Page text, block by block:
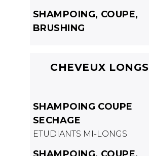
SHAMPOING, COUPE,
BRUSHING
CHEVEUX LONGS
SHAMPOING COUPE
SECHAGE
ETUDIANTS MI-LONGS